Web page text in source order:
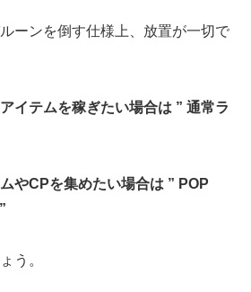
ーンを倒す仕様上、放置が一切で
イテムを稼ぎたい場合は ” 通常ラ
やCPを集めたい場合は ” POP
う。